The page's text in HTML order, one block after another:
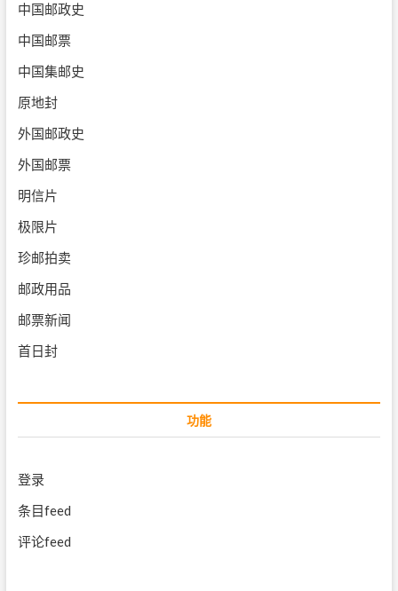
中国邮政史
中国邮票
中国集邮史
原地封
外国邮政史
外国邮票
明信片
极限片
珍邮拍卖
邮政用品
邮票新闻
首日封
功能
登录
条目feed
评论feed